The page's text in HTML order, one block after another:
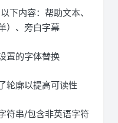
下内容：帮助文本、
）、旁白字幕
置的字体替换
轮廓以提高可读性
符串/包含非英语字符